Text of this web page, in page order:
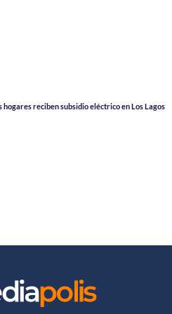
hogares reciben subsidio eléctrico en Los Lagos